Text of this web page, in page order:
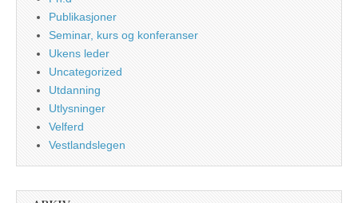
Publikasjoner
Seminar, kurs og konferanser
Ukens leder
Uncategorized
Utdanning
Utlysninger
Velferd
Vestlandslegen